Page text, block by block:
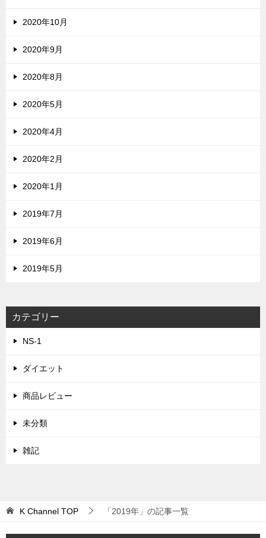
2020年10月
2020年9月
2020年8月
2020年5月
2020年4月
2020年2月
2020年1月
2019年7月
2019年6月
2019年5月
カテゴリー
NS-1
ダイエット
商品レビュー
未分類
雑記
K Channel TOP 「2019年」の記事一覧